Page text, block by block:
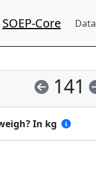
SOEP-Core Data
141
In kg